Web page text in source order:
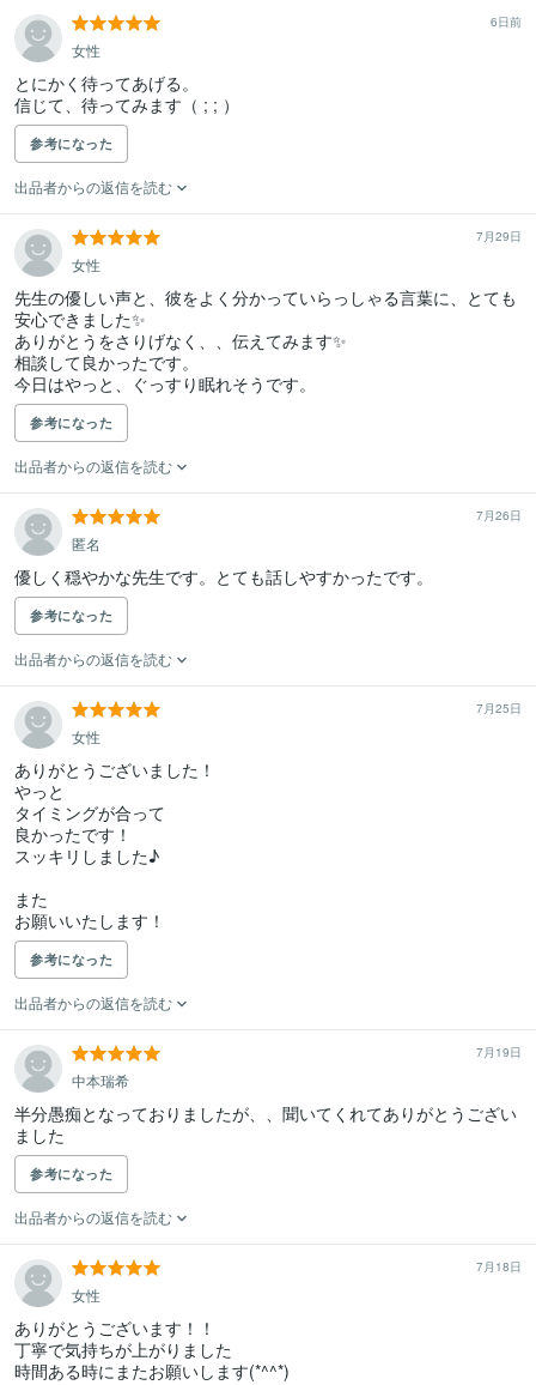
6日前
女性
とにかく待ってあげる。
信じて、待ってみます（ ; ; ）
参考になった
出品者からの返信を読む
7月29日
女性
先生の優しい声と、彼をよく分かっていらっしゃる言葉に、とても
安心できました✨
ありがとうをさりげなく、、伝えてみます✨
相談して良かったです。
今日はやっと、ぐっすり眠れそうです。
参考になった
出品者からの返信を読む
7月26日
匿名
参考になった
出品者からの返信を読む
7月25日
女性
ありがとうございました！
やっと
タイミングが合って
良かったです！
スッキリしました♪
また
お願いいたします！
参考になった
出品者からの返信を読む
7月19日
中本瑞希
半分愚痴となっておりましたが、、聞いてくれてありがとうござい
ました
参考になった
出品者からの返信を読む
7月18日
女性
ありがとうございます！！
丁寧で気持ちが上がりました
時間ある時にまたお願いします(*^^*)